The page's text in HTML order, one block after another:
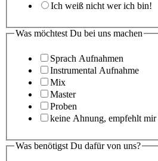
Ich weiß nicht wer ich bin!
Was möchtest Du bei uns machen
Sprach Aufnahmen
Instrumental Aufnahme
Mix
Master
Proben
keine Ahnung, empfehlt mir
Was benötigst Du dafür von uns?